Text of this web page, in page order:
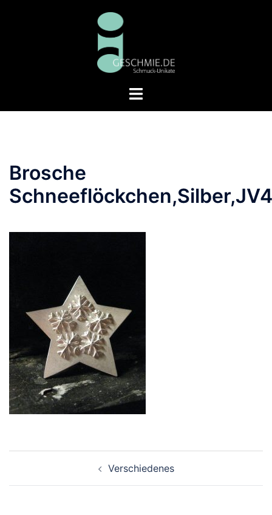
Menü
Brosche
Verschiedenes